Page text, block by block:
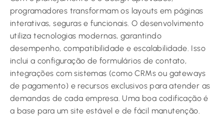
programadores transformam os layouts em páginas
interativas, seguras e funcionais. O desenvolvimento
utiliza tecnologias modernas, garantindo
desempenho, compatibilidade e escalabilidade. Isso
inclui a configuração de formulários de contato,
integrações com sistemas (como CRMs ou gateways
de pagamento) e recursos exclusivos para atender as
demandas de cada empresa. Uma boa codificação é
a base para um site estável e de fácil manutenção.